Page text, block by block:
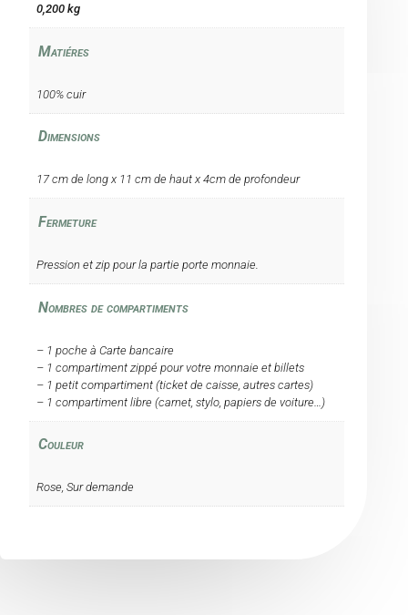
0,200 kg
Matiéres
100% cuir
Dimensions
17 cm de long x 11 cm de haut x 4cm de profondeur
Fermeture
Pression et zip pour la partie porte monnaie.
Nombres de compartiments
– 1 poche à Carte bancaire
– 1 compartiment zippé pour votre monnaie et billets
– 1 petit compartiment (ticket de caisse, autres cartes)
– 1 compartiment libre (carnet, stylo, papiers de voiture…)
Couleur
Rose, Sur demande